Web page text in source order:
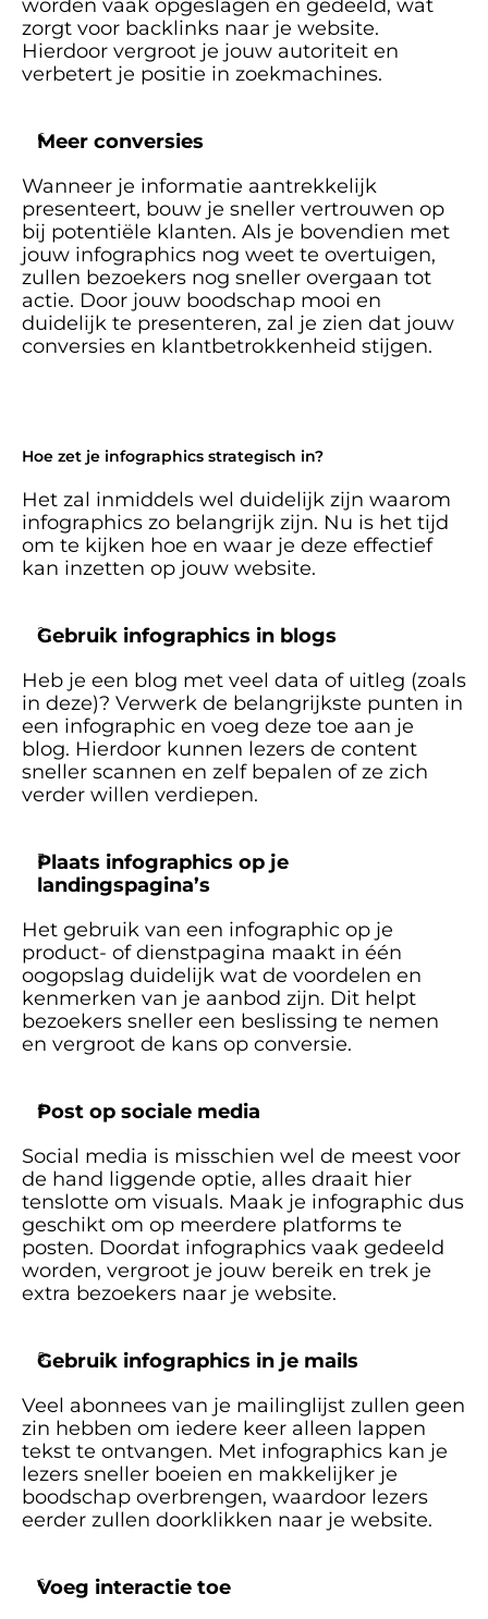
worden vaak opgeslagen en gedeeld, wat
zorgt voor backlinks naar je website.
Hierdoor vergroot je jouw autoriteit en
verbetert je positie in zoekmachines.
Meer conversies
Wanneer je informatie aantrekkelijk
presenteert, bouw je sneller vertrouwen op
bij potentiële klanten. Als je bovendien met
jouw infographics nog weet te overtuigen,
zullen bezoekers nog sneller overgaan tot
actie. Door jouw boodschap mooi en
duidelijk te presenteren, zal je zien dat jouw
conversies en klantbetrokkenheid stijgen.
Hoe zet je infographics strategisch in?
Het zal inmiddels wel duidelijk zijn waarom
infographics zo belangrijk zijn. Nu is het tijd
om te kijken hoe en waar je deze effectief
kan inzetten op jouw website.
Gebruik infographics in blogs
Heb je een blog met veel data of uitleg (zoals
in deze)? Verwerk de belangrijkste punten in
een infographic en voeg deze toe aan je
blog. Hierdoor kunnen lezers de content
sneller scannen en zelf bepalen of ze zich
verder willen verdiepen.
Plaats infographics op je
landingspagina’s
Het gebruik van een infographic op je
product- of dienstpagina maakt in één
oogopslag duidelijk wat de voordelen en
kenmerken van je aanbod zijn. Dit helpt
bezoekers sneller een beslissing te nemen
en vergroot de kans op conversie.
Post op sociale media
Social media is misschien wel de meest voor
de hand liggende optie, alles draait hier
tenslotte om visuals. Maak je infographic dus
geschikt om op meerdere platforms te
posten. Doordat infographics vaak gedeeld
worden, vergroot je jouw bereik en trek je
extra bezoekers naar je website.
Gebruik infographics in je mails
Veel abonnees van je mailinglijst zullen geen
zin hebben om iedere keer alleen lappen
tekst te ontvangen. Met infographics kan je
lezers sneller boeien en makkelijker je
boodschap overbrengen, waardoor lezers
eerder zullen doorklikken naar je website.
Voeg interactie toe